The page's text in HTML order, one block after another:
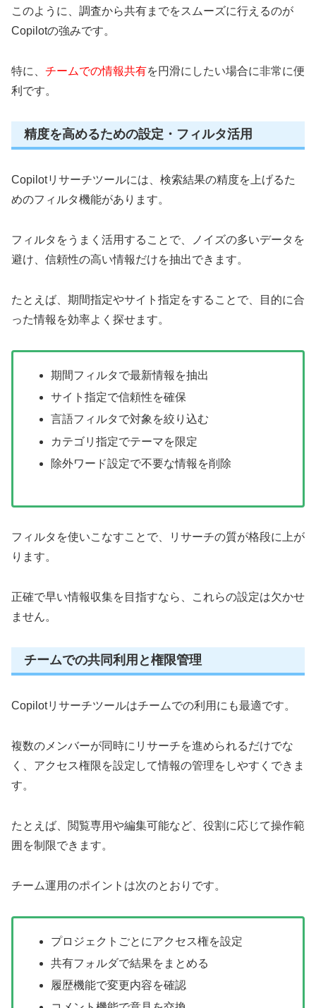
このように、調査から共有までをスムーズに行えるのが
Copilotの強みです。
特に、 チームでの情報共有を円滑にしたい場合に非常に便
利です。
精度を高めるための設定・フィルタ活用
Copilotリサーチツールには、検索結果の精度を上げるた
めのフィルタ機能があります。
フィルタをうまく活用することで、ノイズの多いデータを
避け、信頼性の高い情報だけを抽出できます。
たとえば、期間指定やサイト指定をすることで、目的に合
った情報を効率よく探せます。
期間フィルタで最新情報を抽出
サイト指定で信頼性を確保
言語フィルタで対象を絞り込む
カテゴリ指定でテーマを限定
除外ワード設定で不要な情報を削除
フィルタを使いこなすことで、リサーチの質が格段に上が
ります。
正確で早い情報収集を目指すなら、これらの設定は欠かせ
ません。
チームでの共同利用と権限管理
Copilotリサーチツールはチームでの利用にも最適です。
複数のメンバーが同時にリサーチを進められるだけでな
く、アクセス権限を設定して情報の管理をしやすくできま
す。
たとえば、閲覧専用や編集可能など、役割に応じて操作範
囲を制限できます。
チーム運用のポイントは次のとおりです。
プロジェクトごとにアクセス権を設定
共有フォルダで結果をまとめる
履歴機能で変更内容を確認